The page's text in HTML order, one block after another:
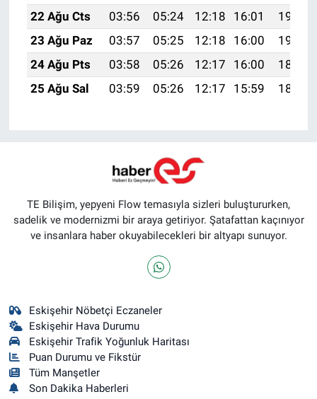
22 Ağu Cts
03:56 05:24 12:18 16:01
19:02
23 Ağu Paz
03:57 05:25 12:18 16:00
19:01
24 Ağu Pts
03:58 05:26 12:17 16:00
18:59
25 Ağu Sal
03:59 05:26 12:17 15:59 18:58
TE Bilişim, yepyeni Flow temasıyla sizleri buluştururken,
sadelik ve modernizmi bir araya getiriyor. Şatafattan kaçınıyor
ve insanlara haber okuyabilecekleri bir altyapı sunuyor.
Eskişehir Nöbetçi Eczaneler
Eskişehir Hava Durumu
Eskişehir Trafik Yoğunluk Haritası
Puan Durumu ve Fikstür
Tüm Manşetler
Son Dakika Haberleri